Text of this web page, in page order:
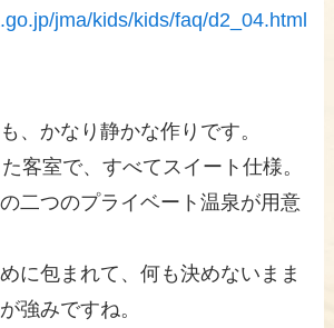
jma/kids/kids/faq/d2_04.html
、かなり静かな作りです。
客室で、すべてスイート仕様。
二つのプライベート温泉が用意
に包まれて、何も決めないまま
強みですね。